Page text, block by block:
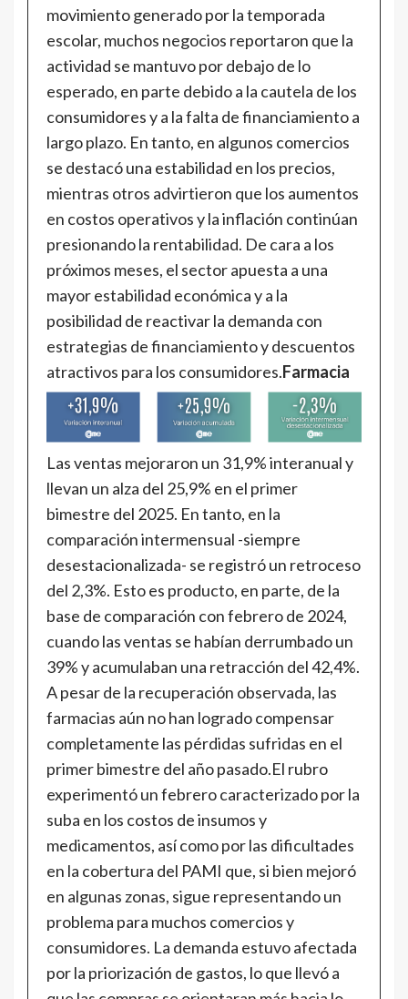
movimiento generado por la temporada
escolar, muchos negocios reportaron que la
actividad se mantuvo por debajo de lo
esperado, en parte debido a la cautela de los
consumidores y a la falta de financiamiento a
largo plazo. En tanto, en algunos comercios
se destacó una estabilidad en los precios,
mientras otros advirtieron que los aumentos
en costos operativos y la inflación continúan
presionando la rentabilidad. De cara a los
próximos meses, el sector apuesta a una
mayor estabilidad económica y a la
posibilidad de reactivar la demanda con
estrategias de financiamiento y descuentos
atractivos para los consumidores.Farmacia
Las ventas mejoraron un 31,9% interanual y
llevan un alza del 25,9% en el primer
bimestre del 2025. En tanto, en la
comparación intermensual -siempre
desestacionalizada- se registró un retroceso
del 2,3%. Esto es producto, en parte, de la
base de comparación con febrero de 2024,
cuando las ventas se habían derrumbado un
39% y acumulaban una retracción del 42,4%.
A pesar de la recuperación observada, las
farmacias aún no han logrado compensar
completamente las pérdidas sufridas en el
primer bimestre del año pasado.El rubro
experimentó un febrero caracterizado por la
suba en los costos de insumos y
medicamentos, así como por las dificultades
en la cobertura del PAMI que, si bien mejoró
en algunas zonas, sigue representando un
problema para muchos comercios y
consumidores. La demanda estuvo afectada
por la priorización de gastos, lo que llevó a